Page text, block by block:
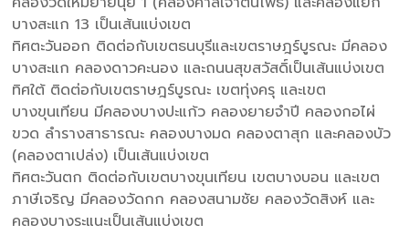
บางสะแก 13 เป็นเส้นแบ่งเขต
ทิศตะวันออก ติดต่อกับเขตธนบุรีและเขตราษฎร์บูรณะ มีคลอง
บางสะแก คลองดาวคะนอง และถนนสุขสวัสดิ์เป็นเส้นแบ่งเขต
ทิศใต้ ติดต่อกับเขตราษฎร์บูรณะ เขตทุ่งครุ และเขต
บางขุนเทียน มีคลองบางปะแก้ว คลองยายจำปี คลองกอไผ่
ขวด ลำรางสาธารณะ คลองบางมด คลองตาสุก และคลองบัว
(คลองตาเปล่ง) เป็นเส้นแบ่งเขต
ทิศตะวันตก ติดต่อกับเขตบางขุนเทียน เขตบางบอน และเขต
ภาษีเจริญ มีคลองวัดกก คลองสนามชัย คลองวัดสิงห์ และ
คลองบางระแนะเป็นเส้นแบ่งเขต